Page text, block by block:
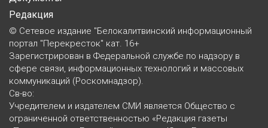
Редакция
© Сетевое издание "Белокалитвинский информационный
портал "Перекресток" кат. 16+
Зарегистрирован в Федеральной службе по надзору в
сфере связи, информационных технологий и массовых
коммуникаций (Роскомнадзор).
Св-во:
Учредителем и издателем СМИ является Общество с
ограниченной ответственностью «Редакция газеты